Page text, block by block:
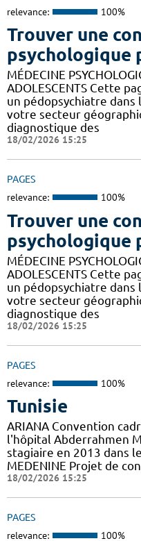
relevance: 100%
Trouver une
psychologique
MÉDECINE
ADOLESCENTS Cette
un pédopsychiatre
votre secteur
diagnostique des
18/02/2026 15:25
PAGES
relevance: 100%
Trouver une
psychologique
MÉDECINE
ADOLESCENTS Cette
un pédopsychiatre
votre secteur
diagnostique des
18/02/2026 15:25
PAGES
relevance: 100%
Tunisie
ARIANA Convention
l'hôpital Abderrahmen
stagiaire en 2013 dans
MEDENINE Projet de
18/02/2026 15:25
PAGES
relevance: 100%